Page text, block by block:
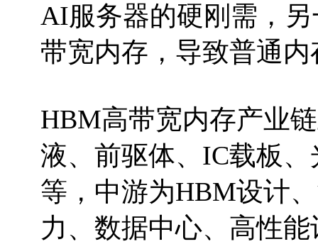
AI服务器的硬刚需，
带宽内存，导致普通
HBM高带宽内存产业
液、前驱体、IC载板
等，中游为HBM设计
力、数据中心、高性